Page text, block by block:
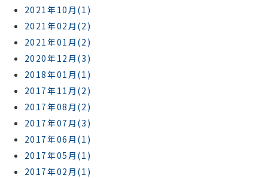
2021年10月(1)
2021年02月(2)
2021年01月(2)
2020年12月(3)
2018年01月(1)
2017年11月(2)
2017年08月(2)
2017年07月(3)
2017年06月(1)
2017年05月(1)
2017年02月(1)